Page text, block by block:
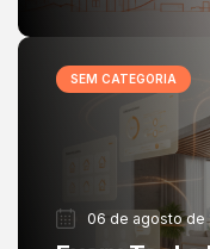
SEM CATEGORIA
06 de agosto de